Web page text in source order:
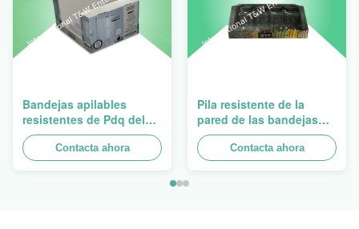
Bandejas apilables
resistentes de Pdq del
diseño de Costco a
vender la cortina, carga
100kgs
Contacta ahora
Pila resistente de la
pared de las bandejas
dobles de la cartulina
PDQ para promover las
especias/las comidas
Contacta ahora